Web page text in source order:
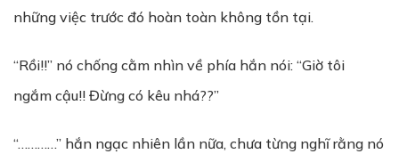
những việc trước đó hoàn toàn không tồn tại.
“Rồi!!” nó chống cằm nhìn về phía hắn nói: “Giờ tôi
ngắm cậu!! Đừng có kêu nhá??”
“…………” hắn ngạc nhiên lần nữa, chưa từng nghĩ rằng nó